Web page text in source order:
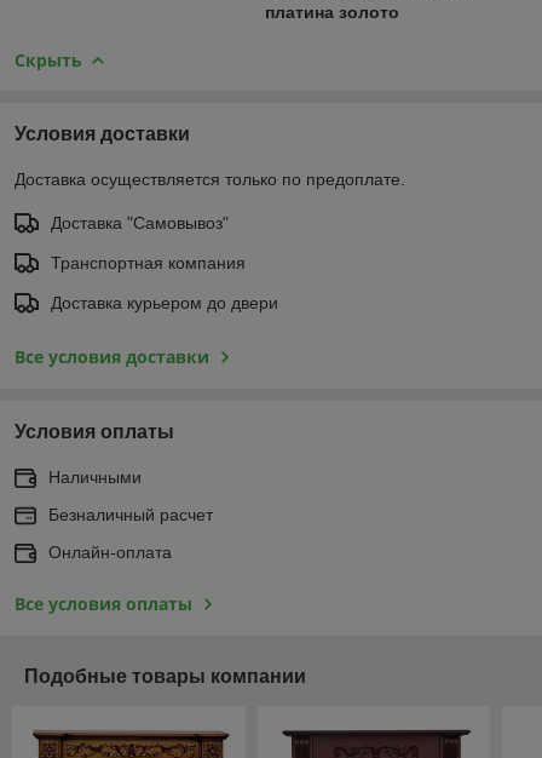
платина золото
Скрыть
Условия доставки
Доставка осуществляется только по предоплате.
Доставка "Самовывоз"
Транспортная компания
Доставка курьером до двери
Все условия доставки
Условия оплаты
Наличными
Безналичный расчет
Онлайн-оплата
Все условия оплаты
Подобные товары компании